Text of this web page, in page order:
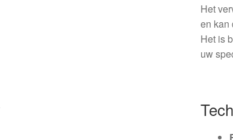
Het
en kan
Het is
uw